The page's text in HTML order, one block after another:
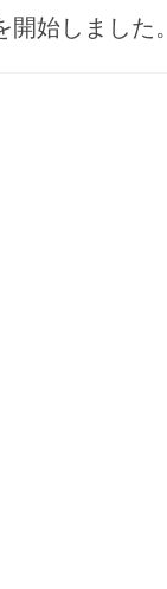
始しました。